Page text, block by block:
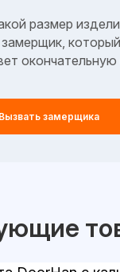
размер
который
Вызвать замерщика